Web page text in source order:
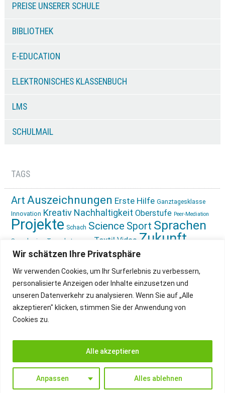
Wir schätzen Ihre Privatsphäre
Wir verwenden Cookies, um Ihr Surferlebnis zu verbessern,
personalisierte Anzeigen oder Inhalte einzusetzen und
unseren Datenverkehr zu analysieren. Wenn Sie auf „Alle
akzeptieren" klicken, stimmen Sie der Anwendung von
Cookies zu.
Anpassen Alles ablehnen
Alle akzeptieren
PREISE UNSERER SCHULE
BIBLIOTHEK
E-EDUCATION
ELEKTRONISCHES KLASSENBUCH
LMS
SCHULMAIL
TAGS
Art Auszeichnungen Erste Hilfe Ganztagesklasse
Innovation Kreativ Nachhaltigkeit Oberstufe Peer-Mediation
Projekte Schach Science Sport Sprachen
Sprachreise Tagesbetreuung Textil Video Zukunft
gestalten Ökologie
IMPRESSUM